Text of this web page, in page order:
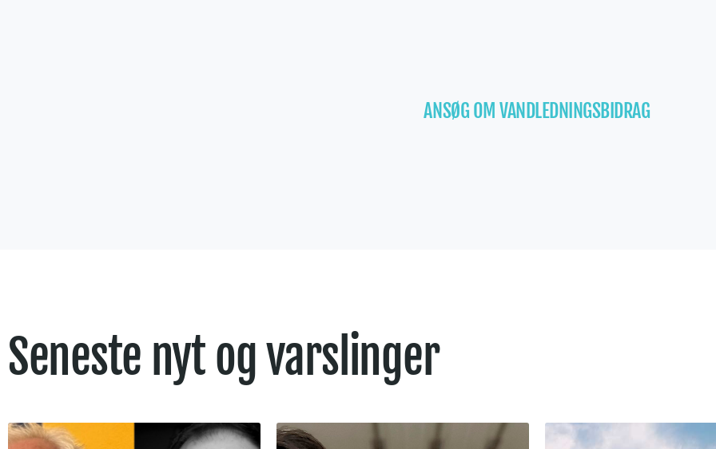
ANSØG OM VANDLEDNINGSBIDRAG
Seneste nyt og varslinger